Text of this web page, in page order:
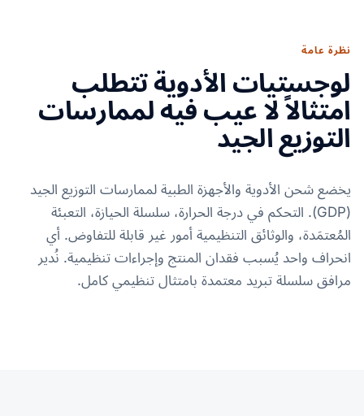
نظرة عامة
لوجستيات الأدوية تتطلب
امتثالاً لا عيب فيه لممارسات
التوزيع الجيد
يخضع شحن الأدوية والأجهزة الطبية لممارسات التوزيع الجيد
(GDP). التحكم في درجة الحرارة، سلسلة الحيازة، التعبئة
المُعتمَدة، والوثائق التنظيمية أمور غير قابلة للتفاوض. أي
انحراف واحد يُسبب فقدان المنتج وإجراءات تنظيمية. نُدير
مرافق سلسلة تبريد معتمدة بامتثال تنظيمي كامل.